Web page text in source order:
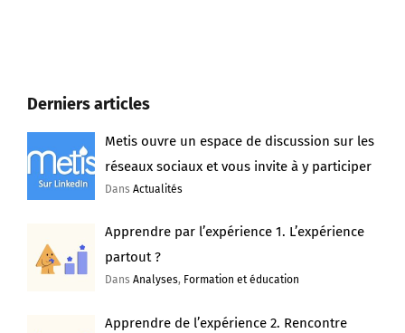
Derniers articles
Metis ouvre un espace de discussion sur les
réseaux sociaux et vous invite à y participer
DansActualités
Apprendre par l’expérience 1. L’expérience
partout ?
DansAnalyses, Formation et éducation
Apprendre de l’expérience 2. Rencontre